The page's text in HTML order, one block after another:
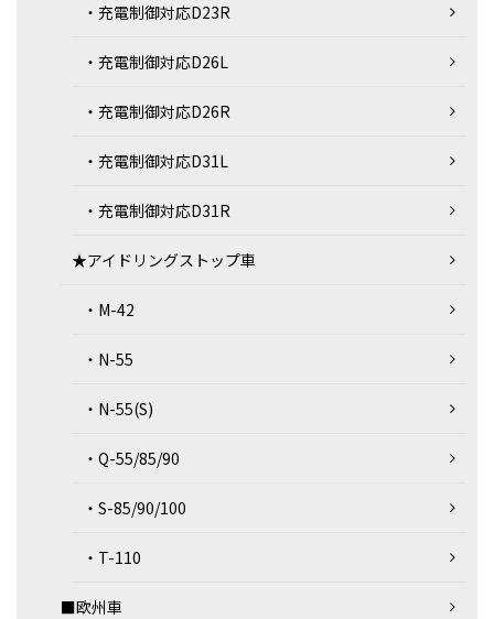
・充電制御対応D23R
・充電制御対応D26L
・充電制御対応D26R
・充電制御対応D31L
・充電制御対応D31R
★アイドリングストップ車
・M-42
・N-55
・N-55(S)
・Q-55/85/90
・S-85/90/100
・T-110
■欧州車